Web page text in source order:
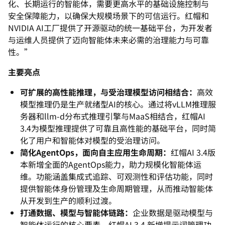
化、长期运行的智能体， 需要更高水平的基础设施控制与
安全保障能力， 以确保大规模场景下的可信运行。红帽和
NVIDIA AI工厂提供了开源驱动的统一基础平台， 为开发者
与运维人员提供了迈向智能体未来必需的治理能力与可靠
性。”
主要亮点
可扩展的高性能推理，与受治理模型访问相结合： 高效
模型推理仍是生产就绪型AI的核心。通过将vLLM推理服
务器和llm-d分布式推理引擎与MaaS相结合，红帽AI
3.4为模型推理提供了可靠且高性能的基础平台， 同时简
化了用户和智能体对模型的受治理访问。
简化AgentOps，面向自主应用生命周期： 红帽AI 3.4版
本新增全面的AgentOps能力， 助力规模化智能体运
维。功能涵盖集成式追踪、 可观测性和评估功能，同时
提供智能体身份管理及生命周期管理， 从而推动智能体
从开发到生产的顺利过渡。
打通数据、模型与智能体链路： 企业数据是驱动模型与